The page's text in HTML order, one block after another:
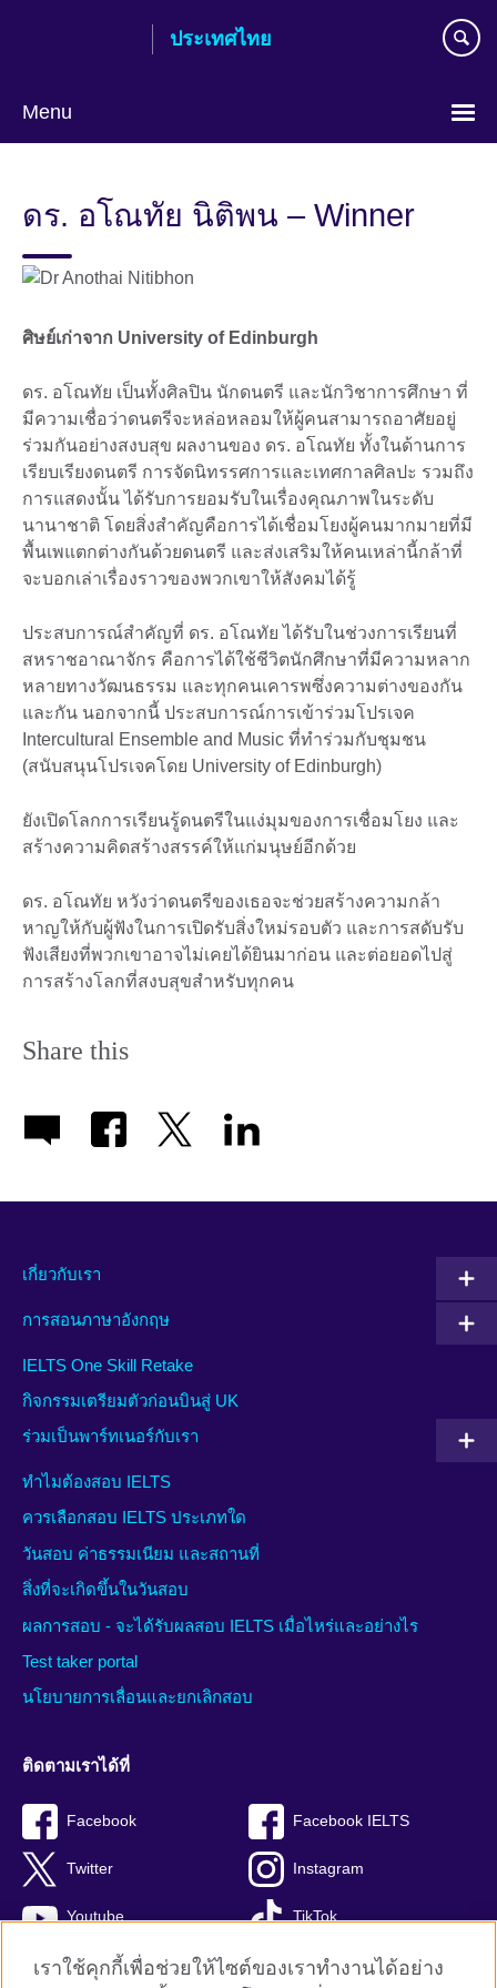
ประเทศไทย
Menu
ดร. อโณทัย นิติพน – Winner
ศิษย์เก่าจาก University of Edinburgh
ดร. อโณทัย เป็นทั้งศิลปิน นักดนตรี และนักวิชาการศึกษา ที่
มีความเชื่อว่าดนตรีจะหล่อหลอมให้ผู้คนสามารถอาศัยอยู่
ร่วมกันอย่างสงบสุข ผลงานของ ดร. อโณทัย ทั้งในด้านการ
เรียบเรียงดนตรี การจัดนิทรรศการและเทศกาลศิลปะ รวมถึง
การแสดงนั้น ได้รับการยอมรับในเรื่องคุณภาพในระดับ
นานาชาติ โดยสิ่งสำคัญคือการได้เชื่อมโยงผู้คนมากมายที่มี
พื้นเพแตกต่างกันด้วยดนตรี และส่งเสริมให้คนเหล่านี้กล้าที่
จะบอกเล่าเรื่องราวของพวกเขาให้สังคมได้รู้
ประสบการณ์สำคัญที่ ดร. อโณทัย ได้รับในช่วงการเรียนที่
สหราชอาณาจักร คือการได้ใช้ชีวิตนักศึกษาที่มีความหลาก
หลายทางวัฒนธรรม และทุกคนเคารพซึ่งความต่างของกัน
และกัน นอกจากนี้ ประสบการณ์การเข้าร่วมโปรเจค
Intercultural Ensemble and Music ที่ทำร่วมกับชุมชน
(สนับสนุนโปรเจคโดย University of Edinburgh)
ยังเปิดโลกการเรียนรู้ดนตรีในแง่มุมของการเชื่อมโยง และ
สร้างความคิดสร้างสรรค์ให้แก่มนุษย์อีกด้วย
ดร. อโณทัย หวังว่าดนตรีของเธอจะช่วยสร้างความกล้า
หาญให้กับผู้ฟังในการเปิดรับสิ่งใหม่รอบตัว และการสดับรับ
ฟังเสียงที่พวกเขาอาจไม่เคยได้ยินมาก่อน และต่อยอดไปสู่
การสร้างโลกที่สงบสุขสำหรับทุกคน
Share this
เกี่ยวกับเรา
การสอนภาษาอังกฤษ
IELTS One Skill Retake
กิจกรรมเตรียมตัวก่อนบินสู่ UK
ร่วมเป็นพาร์ทเนอร์กับเรา
ทำไมต้องสอบ IELTS
ควรเลือกสอบ IELTS ประเภทใด
วันสอบ ค่าธรรมเนียม และสถานที่
สิ่งที่จะเกิดขึ้นในวันสอบ
ผลการสอบ - จะได้รับผลสอบ IELTS เมื่อไหร่และอย่างไร
Test taker portal
นโยบายการเลื่อนและยกเลิกสอบ
ติดตามเราได้ที่
Facebook Facebook IELTS
Twitter Instagram
Youtube TikTok
เราใช้คุกกี้เพื่อช่วยให้ไซต์ของเราทำงานได้อย่าง